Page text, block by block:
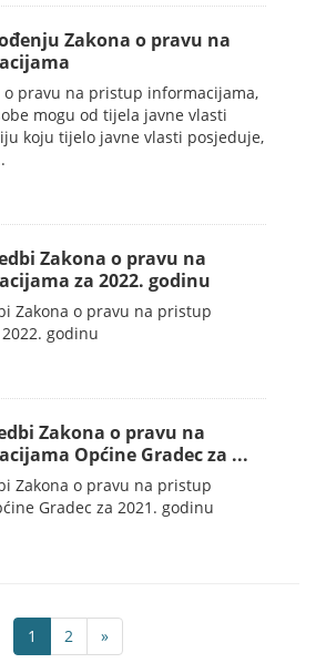
Zakona o pravu na
o pravu na pristup informacijama,
mogu od tijela javne vlasti
koju tijelo javne vlasti posjeduje,
Zakona o pravu na
za 2022. godinu
Zakona o pravu na pristup
godinu
Zakona o pravu na
Općine Gradec za ...
Zakona o pravu na pristup
Gradec za 2021. godinu
1 2 »